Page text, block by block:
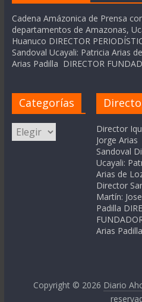
Cadena Amázonica de Prensa
departamentos de Amazonas,
Huanuco DIRECTOR
Sandoval Ucayali: Patricia Arias
Arias Padilla DIRECTOR
Categorías
Categorías
Director
Jorge Arias
Sandoval
Ucayali:
Arias de
Director
Martín:
Padilla
Arias Padilla
Copyright © 2026 Diario